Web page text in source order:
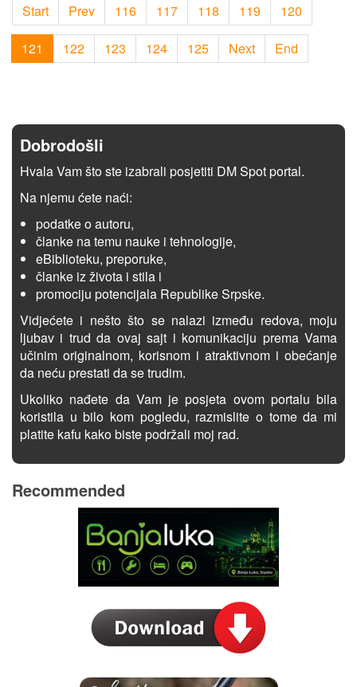
Start Prev 116 117 118 119 120
121 122 123 124 125 Next End
Dobrodošli
Hvala Vam što ste izabrali posjetiti DM Spot portal.
Na njemu ćete naći:
podatke o autoru,
članke na temu nauke i tehnologije,
eBiblioteku, preporuke,
članke iz života i stila i
promociju potencijala Republike Srpske.
Vidjećete i nešto što se nalazi između redova, moju
ljubav i trud da ovaj sajt i komunikaciju prema Vama
učinim originalnom, korisnom i atraktivnom i obećanje
da neću prestati da se trudim.
Ukoliko nađete da Vam je posjeta ovom portalu bila
koristila u bilo kom pogledu, razmislite o tome da mi
platite kafu kako biste podržali moj rad.
Recommended